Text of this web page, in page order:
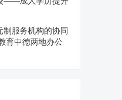
服务机构的协同
育中德两地办公